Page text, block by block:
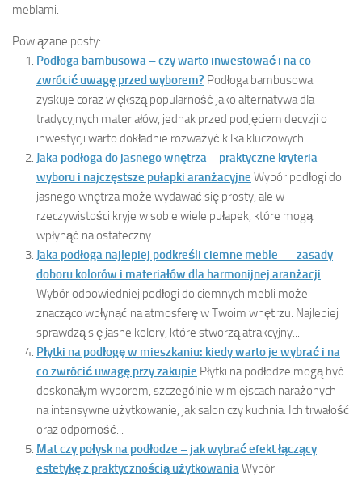
meblami.
Powiązane posty:
Podłoga bambusowa – czy warto inwestować i na co
zwrócić uwagę przed wyborem? Podłoga bambusowa
zyskuje coraz większą popularność jako alternatywa dla
tradycyjnych materiałów, jednak przed podjęciem decyzji o
inwestycji warto dokładnie rozważyć kilka kluczowych...
Jaka podłoga do jasnego wnętrza – praktyczne kryteria
wyboru i najczęstsze pułapki aranżacyjne Wybór podłogi do
jasnego wnętrza może wydawać się prosty, ale w
rzeczywistości kryje w sobie wiele pułapek, które mogą
wpłynąć na ostateczny...
Jaka podłoga najlepiej podkreśli ciemne meble — zasady
doboru kolorów i materiałów dla harmonijnej aranżacji
Wybór odpowiedniej podłogi do ciemnych mebli może
znacząco wpłynąć na atmosferę w Twoim wnętrzu. Najlepiej
sprawdzą się jasne kolory, które stworzą atrakcyjny...
Płytki na podłogę w mieszkaniu: kiedy warto je wybrać i na
co zwrócić uwagę przy zakupie Płytki na podłodze mogą być
doskonałym wyborem, szczególnie w miejscach narażonych
na intensywne użytkowanie, jak salon czy kuchnia. Ich trwałość
oraz odporność...
Mat czy połysk na podłodze – jak wybrać efekt łączący
estetykę z praktycznością użytkowaniaWybór